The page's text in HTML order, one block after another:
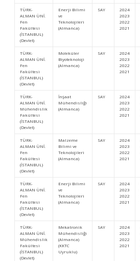
TÜRK-
ALMAN ÜNİ.
Fen
Fakültesi
(İSTANBUL)
(Devlet)
Enerji Bilimi
ve
Teknolojileri
(Almanca)
SAY
2024
2023
2022
2021
TÜRK-
ALMAN ÜNİ.
Fen
Fakültesi
(İSTANBUL)
(Devlet)
Moleküler
Biyoteknoloji
(Almanca)
SAY
2024
2023
2022
2021
TÜRK-
ALMAN ÜNİ.
Mühendislik
Fakültesi
(İSTANBUL)
(Devlet)
İnşaat
Mühendisliği
(Almanca)
SAY
2024
2023
2022
2021
TÜRK-
ALMAN ÜNİ.
Fen
Fakültesi
(İSTANBUL)
(Devlet)
Malzeme
Bilimi ve
Teknolojileri
(Almanca)
SAY
2024
2023
2022
2021
TÜRK-
ALMAN ÜNİ.
Fen
Fakültesi
(İSTANBUL)
(Devlet)
Enerji Bilimi
ve
Teknolojileri
(Almanca)
SAY
2024
2023
2022
2021
TÜRK-
ALMAN ÜNİ.
Mühendislik
Fakültesi
(İSTANBUL)
(Devlet)
Mekatronik
Mühendisliği
(Almanca)
(KKTC
Uyruklu)
SAY
2024
2023
2022
2021